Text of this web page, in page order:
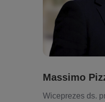
Massimo
Wiceprezes ds.